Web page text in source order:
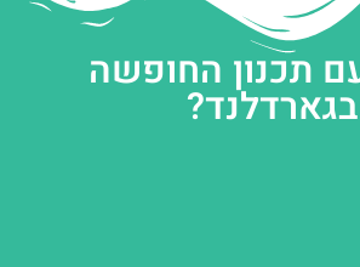
תכנון החופשה
בגארדלנד?